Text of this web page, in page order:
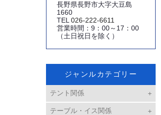
長野県長野市大字大豆島
1660
TEL 026-222-6611
営業時間：9：00～17：00
（土日祝日を除く）
ジャンルカテゴリー
テント関係
テーブル・イス関係